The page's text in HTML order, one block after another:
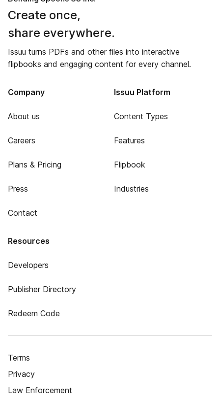
Create once,
share everywhere.
Issuu turns PDFs and other files into interactive
flipbooks and engaging content for every channel.
Company
About us
Careers
Plans & Pricing
Press
Contact
Issuu Platform
Content Types
Features
Flipbook
Industries
Resources
Developers
Publisher Directory
Redeem Code
Terms
Privacy
Law Enforcement